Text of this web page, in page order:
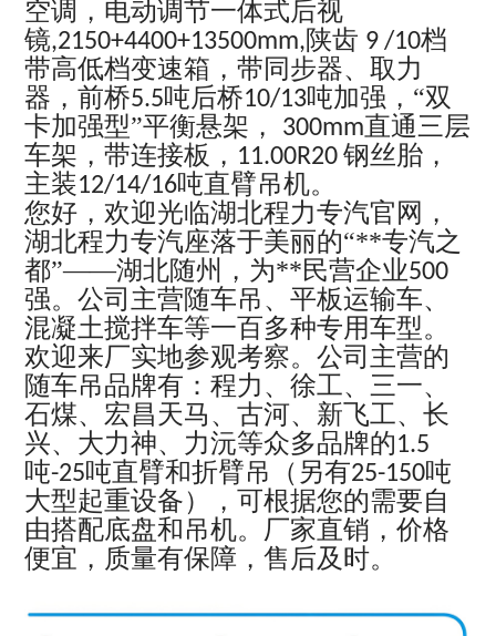
空调，电动调节一体式后视
镜,2150+4400+13500mm,陕齿 9 /10档
带高低档变速箱，带同步器、取力
器，前桥5.5吨后桥10/13吨加强，“双
卡加强型”平衡悬架， 300mm直通三层
车架，带连接板， 11.00R20钢丝胎，
主装12/14/16吨直臂吊机。
您好，欢迎光临湖北程力专汽官网，
湖北程力专汽座落于美丽的“**专汽之
都”——湖北随州，为**民营企业500
强。公司主营随车吊、平板运输车、
混凝土搅拌车等一百多种专用车型。
欢迎来厂实地参观考察。公司主营的
随车吊品牌有：程力、徐工、三一、
石煤、宏昌天马、古河、新飞工、长
兴、大力神、力沅等众多品牌的1.5
吨-25吨直臂和折臂吊（另有25-150吨
大型起重设备），可根据您的需要自
由搭配底盘和吊机。厂家直销，价格
便宜，质量有保障，售后及时。